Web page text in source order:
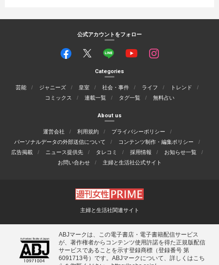
公式アカウントをフォロー
Categories
芸能 ジャニーズ 皇室 社会・事件 ライフ
トレンド
コミックス
連載一覧 タグ一覧 無料占い
About us
運営会社 利用規約
プライバシーポリシー
パーソナルデータの外部送信について
コンテンツ制作・編集ポリシー
広告掲載
ニュース提供先 タレコミ 採用情報
お知らせ一覧
お問い合わせ
主婦と生活社公式サイト
主婦と生活社関連サイト
ABJマークは、この電子書店・電子書籍配信サービス
が、著作権者からコンテンツ使用許諾を得た正規版配信
サービスであることを示す登録商標（登録番号 第
6091713号）です。ABJマークについて、詳しくはこち